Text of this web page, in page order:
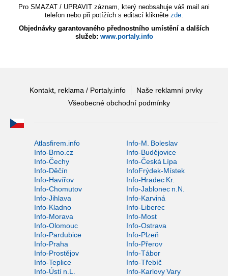
Pro SMAZAT / UPRAVIT záznam, který neobsahuje váš mail ani
telefon nebo při potížích s editací klikněte zde.
Objednávky garantovaného přednostního umístění a dalších
služeb: www.portaly.info
Kontakt, reklama / Portaly.info
Naše reklamní prvky
Všeobecné obchodní podmínky
Atlasfirem.info
Info-M. Boleslav
Info-Brno.cz
Info-Budějovice
Info-Čechy
Info-Česká Lípa
Info-Děčín
InfoFrýdek-Místek
Info-Havířov
Info-Hradec Kr.
Info-Chomutov
Info-Jablonec n.N.
Info-Jihlava
Info-Karviná
Info-Kladno
Info-Liberec
Info-Morava
Info-Most
Info-Olomouc
Info-Ostrava
Info-Pardubice
Info-Plzeň
Info-Praha
Info-Přerov
Info-Prostějov
Info-Tábor
Info-Teplice
Info-Třebíč
Info-Ústí n.L.
Info-Karlovy Vary